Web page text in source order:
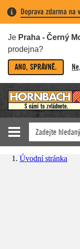
Doprava zdarma na
Je Praha - Černý
prodejna?
ANO, SPRÁVNĚ.
Úvodní stránka